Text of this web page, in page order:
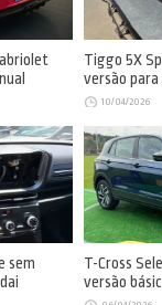
Tiggo 5X
versão para
10/04/2026
sem
T-Cross
versão